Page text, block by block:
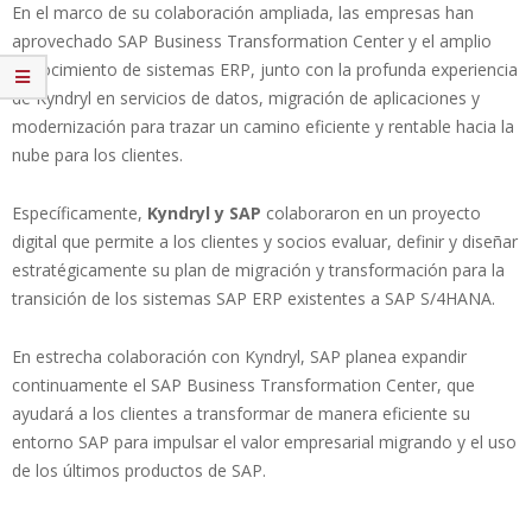
En el marco de su colaboración ampliada, las empresas han
aprovechado SAP Business Transformation Center y el amplio
conocimiento de sistemas ERP, junto con la profunda experiencia
de Kyndryl en servicios de datos, migración de aplicaciones y
modernización para trazar un camino eficiente y rentable hacia la
nube para los clientes.
Específicamente, Kyndryl y SAP colaboraron en un proyecto
digital que permite a los clientes y socios evaluar, definir y diseñar
estratégicamente su plan de migración y transformación para la
transición de los sistemas SAP ERP existentes a SAP S/4HANA.
En estrecha colaboración con Kyndryl, SAP planea expandir
continuamente el SAP Business Transformation Center, que
ayudará a los clientes a transformar de manera eficiente su
entorno SAP para impulsar el valor empresarial migrando y el uso
de los últimos productos de SAP.